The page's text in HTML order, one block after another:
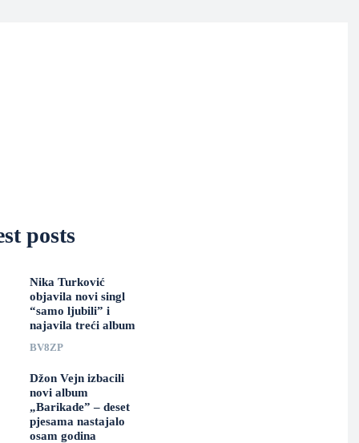
posts
Nika Turković
objavila novi singl
“samo ljubili” i
najavila treći album
BV8ZP
Džon Vejn izbacili
novi album
„Barikade” – deset
pjesama nastajalo
osam godina